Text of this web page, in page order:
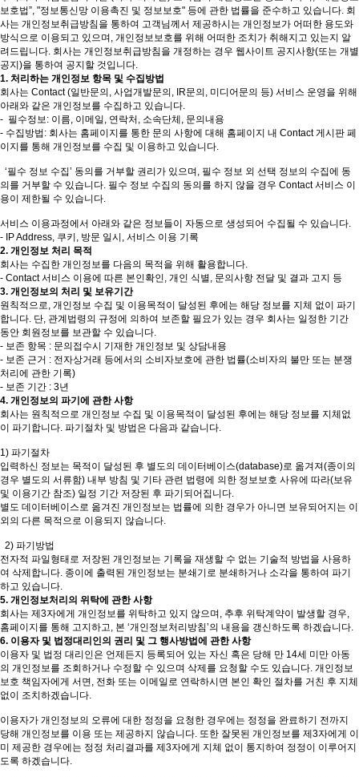
보호법”, "정보통신망 이용촉진 및 정보보호" 등에 관한 법률을 준수하고 있습니다. 회
사는 개인정보취급방침을 통하여 고객님께서 제공하시는 개인정보가 어떠한 용도와
방식으로 이용되고 있으며, 개인정보보호를 위해 어떠한 조치가 취해지고 있는지 알
려드립니다. 회사는 개인정보취급방침을 개정하는 경우 웹사이트 공지사항(또는 개별
공지)을 통하여 공지할 것입니다.
1. 처리하는 개인정보 항목 및 수집방법
회사는 Contact (일반문의, 사업개발문의, IR문의, 미디어문의 등) 서비스 운영을 위해
아래와 같은 개인정보를 수집하고 있습니다.
- 필수정보: 이름, 이메일, 연락처, 소속단체, 문의내용
- 수집방법: 회사는 홈페이지를 통한 문의 사항에 대해 홈페이지 내 Contact 게시판 페
이지를 통해 개인정보를 수집 및 이용하고 있습니다.
‘필수 정보 수집’ 동의를 거부할 권리가 있으며, 필수 정보 외 선택 정보의 수집에 동
의를 거부할 수 있습니다. 필수 정보 수집의 동의를 하지 않을 경우 Contact 서비스 이
용이 제한될 수 있습니다.
서비스 이용과정에서 아래와 같은 정보들이 자동으로 생성되어 수집될 수 있습니다.
- IP Address, 쿠키, 방문 일시, 서비스 이용 기록
2. 개인정보 처리 목적
회사는 수집한 개인정보를 다음의 목적을 위해 활용합니다.
- Contact 서비스 이용에 따른 본인확인, 개인 식별, 문의사항 전달 및 결과 고지 등
3. 개인정보의 처리 및 보유기간
원칙적으로, 개인정보 수집 및 이용목적이 달성된 후에는 해당 정보를 지체 없이 파기
합니다. 단, 관계법령의 규정에 의하여 보존할 필요가 있는 경우 회사는 일정한 기간
동안 회원정보를 보관할 수 있습니다.
- 보존 항목 : 문의접수시 기재한 개인정보 및 상담내용
- 보존 근거 : 전자상거래 등에서의 소비자보호에 관한 법률(소비자의 불만 또는 분쟁
처리에 관한 기록)
- 보존 기간 : 3년
4. 개인정보의 파기에 관한 사항
회사는 원칙적으로 개인정보 수집 및 이용목적이 달성된 후에는 해당 정보를 지체없
이 파기합니다. 파기절차 및 방법은 다음과 같습니다.
1) 파기절차
입력하신 정보는 목적이 달성된 후 별도의 데이터베이스(database)로 옮겨져(종이의
경우 별도의 서류함) 내부 방침 및 기타 관련 법령에 의한 정보보호 사유에 따라(보유
및 이용기간 참조) 일정 기간 저장된 후 파기되어집니다.
별도 데이터베이스로 옮겨진 개인정보는 법률에 의한 경우가 아니면 보유되어지는 이
외의 다른 목적으로 이용되지 않습니다.
2) 파기방법
전자적 파일형태로 저장된 개인정보는 기록을 재생할 수 없는 기술적 방법을 사용하
여 삭제합니다. 종이에 출력된 개인정보는 분쇄기로 분쇄하거나 소각을 통하여 파기
하고 있습니다.
5. 개인정보처리의 위탁에 관한 사항
회사는 제3자에게 개인정보를 위탁하고 있지 않으며, 추후 위탁계약이 발생할 경우,
홈페이지를 통해 고지하고, 본 ‘개인정보처리방침’의 내용을 갱신하도록 하겠습니다.
6. 이용자 및 법정대리인의 권리 및 그 행사방법에 관한 사항
이용자 및 법정 대리인은 언제든지 등록되어 있는 자신 혹은 당해 만 14세 미만 아동
의 개인정보를 조회하거나 수정할 수 있으며 삭제를 요청할 수도 있습니다. 개인정보
보호 책임자에게 서면, 전화 또는 이메일로 연락하시면 본인 확인 절차를 거친 후 지체
없이 조치하겠습니다.
이용자가 개인정보의 오류에 대한 정정을 요청한 경우에는 정정을 완료하기 전까지
당해 개인정보를 이용 또는 제공하지 않습니다. 또한 잘못된 개인정보를 제3자에게 이
미 제공한 경우에는 정정 처리결과를 제3자에게 지체 없이 통지하여 정정이 이루어지
도록 하겠습니다.